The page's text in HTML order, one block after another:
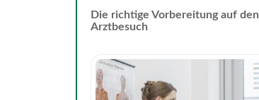
Die richtige Vorbereitung auf den
Arztbesuch